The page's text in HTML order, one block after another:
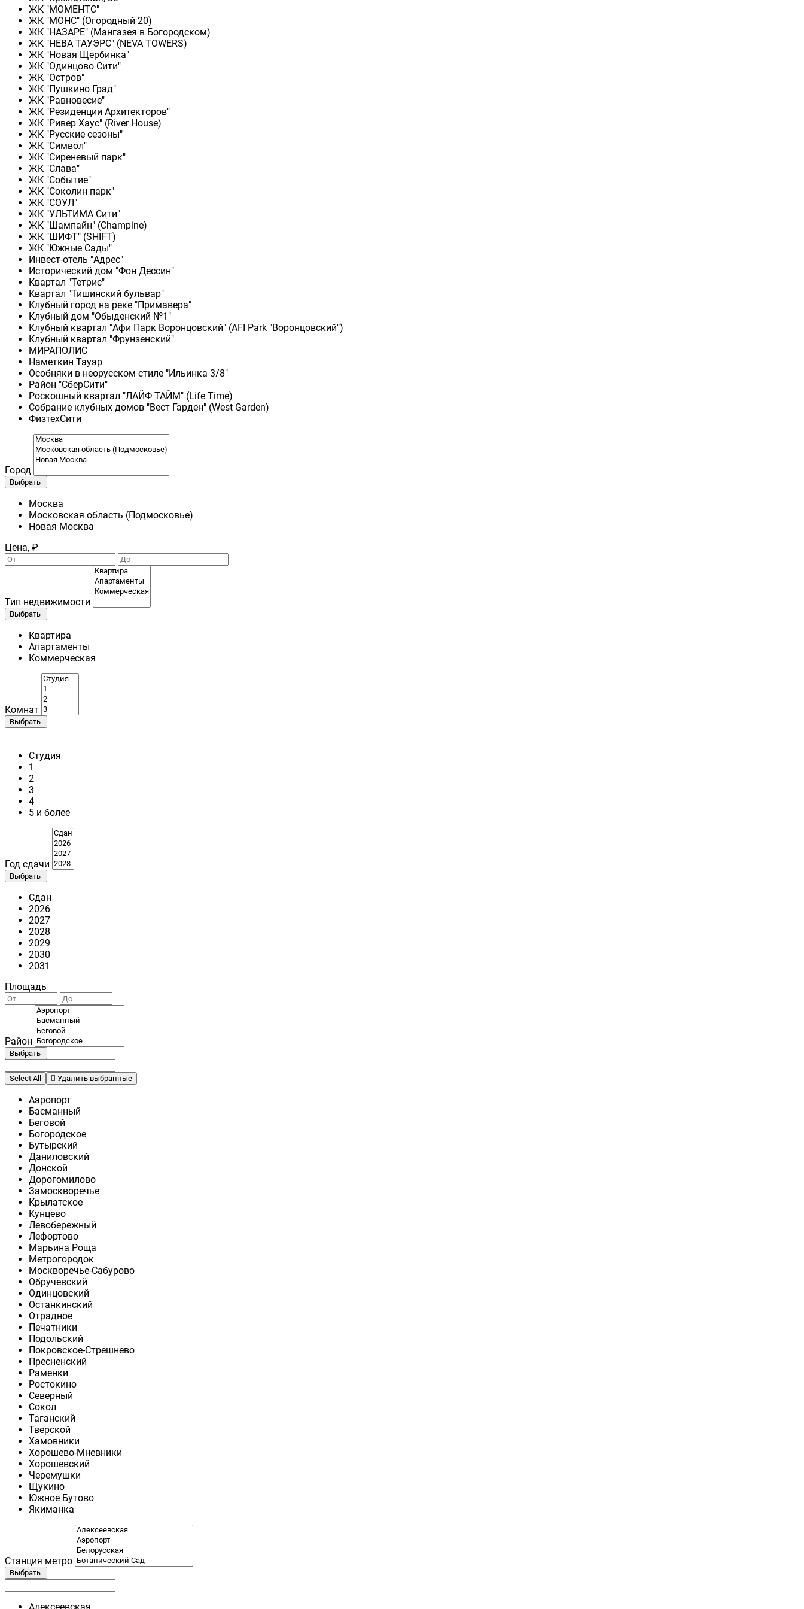
ЖК "МОМЕНТС"
ЖК "МОНС" (Огородный 20)
ЖК "НАЗАРЕ" (Мангазея в Богородском)
ЖК "НЕВА ТАУЭРС" (NEVA TOWERS)
ЖК "Новая Щербинка"
ЖК "Одинцово Сити"
ЖК "Остров"
ЖК "Пушкино Град"
ЖК "Равновесие"
ЖК "Резиденции Архитекторов"
ЖК "Ривер Хаус" (River Нouse)
ЖК "Русские сезоны"
ЖК "Символ"
ЖК "Сиреневый парк"
ЖК "Слава"
ЖК "Событие"
ЖК "Соколин парк"
ЖК "СОУЛ"
ЖК "УЛЬТИМА Сити"
ЖК "Шампайн" (Champine)
ЖК "ШИФТ" (SHIFT)
ЖК "Южные Сады"
Инвест-отель "Адрес"
Исторический дом "Фон Дессин"
Квартал "Тетрис"
Квартал "Тишинский бульвар"
Клубный город на реке "Примавера"
Клубный дом "Обыденский №1"
Клубный квартал "Афи Парк Воронцовский" (AFI Park "Воронцовский")
Клубный квартал "Фрунзенский"
МИРАПОЛИС
Наметкин Тауэр
Особняки в неорусском стиле "Ильинка 3/8"
Район "СберСити"
Роскошный квартал "ЛАЙФ ТАЙМ" (Life Time)
Собрание клубных домов "Вест Гарден" (West Garden)
ФизтехСити
Город
Выбрать
Москва
Московская область (Подмосковье)
Новая Москва
Цена, ₽
Тип недвижимости
Выбрать
Квартира
Апартаменты
Коммерческая
Комнат
Выбрать
Студия
1
2
3
4
5 и более
Год сдачи
Выбрать
Сдан
2026
2027
2028
2029
2030
2031
Площадь
Район
Выбрать
Select All Удалить выбранные
Аэропорт
Басманный
Беговой
Богородское
Бутырский
Даниловский
Донской
Дорогомилово
Замоскворечье
Крылатское
Кунцево
Левобережный
Лефортово
Марьина Роща
Метрогородок
Москворечье-Сабурово
Обручевский
Одинцовский
Останкинский
Отрадное
Печатники
Подольский
Покровское-Стрешнево
Пресненский
Раменки
Ростокино
Северный
Сокол
Таганский
Тверской
Хамовники
Хорошево-Мневники
Хорошевский
Черемушки
Щукино
Южное Бутово
Якиманка
Станция метро
Выбрать